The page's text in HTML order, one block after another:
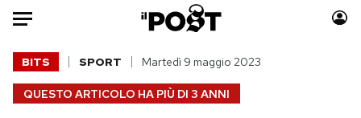
Auto
HOME
QUESTO ARTICOLO HA PIÙ DI 3 ANNI
BITS SPORT Martedì 9 maggio 2023